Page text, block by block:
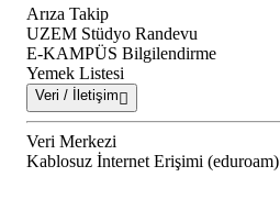
Arıza Takip
UZEM Stüdyo Randevu
E-KAMPÜS Bilgilendirme
Yemek Listesi
Veri / İletişim
Veri Merkezi
Kablosuz İnternet Erişimi (eduroam)